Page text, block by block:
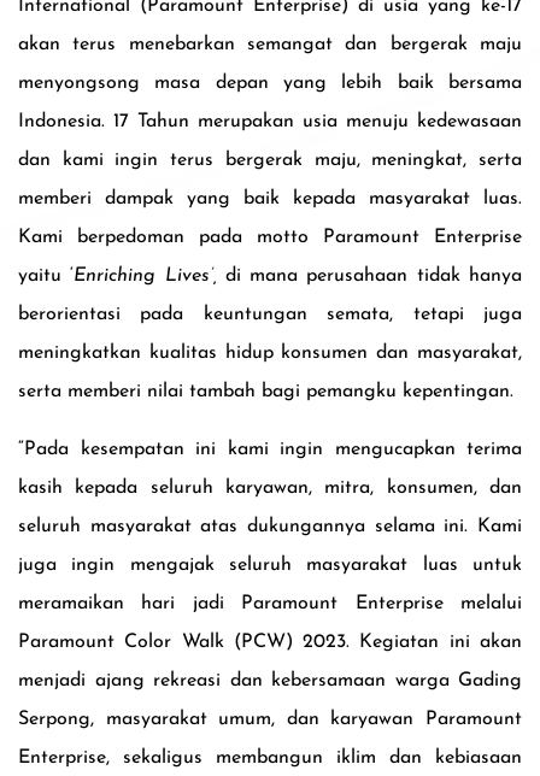
International (Paramount Enterprise) di usia yang ke-17
akan terus menebarkan semangat dan bergerak maju
menyongsong masa depan yang lebih baik bersama
Indonesia. 17 Tahun merupakan usia menuju kedewasaan
dan kami ingin terus bergerak maju, meningkat, serta
memberi dampak yang baik kepada masyarakat luas.
Kami berpedoman pada
motto Paramount
Enterprise
yaitu‘Enriching Lives’, di mana perusahaan tidak hanya
berorientasi pada keuntungan semata, tetapi juga
meningkatkan kualitas hidup konsumen dan masyarakat,
serta memberi nilai tambah bagi pemangku kepentingan.
“Pada kesempatan ini kami ingin mengucapkan terima
kasih kepada seluruh karyawan, mitra, konsumen, dan
seluruh masyarakat atas dukungannya selama ini. Kami
juga ingin mengajak seluruh masyarakat luas untuk
meramaikan hari jadi Paramount Enterprise melalui
Paramount Color Walk (PCW) 2023. Kegiatan ini akan
menjadi ajang rekreasi dan kebersamaan warga Gading
Serpong, masyarakat umum, dan karyawan Paramount
Enterprise, sekaligus membangun iklim dan kebiasaan